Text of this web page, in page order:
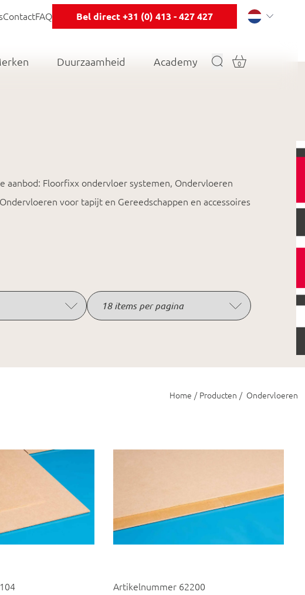
ContactFAQ Bel direct +31 (0) 413 - 427 427
Duurzaamheid Academy 0
aanbod: Floorfixx ondervloer systemen, Ondervloeren
voor tapijt en Gereedschappen en accessoires
Home / Producten / Ondervloeren
Artikelnummer 62200